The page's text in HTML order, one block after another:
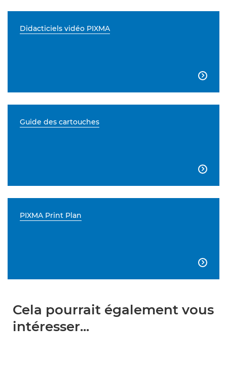
Didacticiels vidéo PIXMA

Guide des cartouches

PIXMA Print Plan

Cela pourrait également vous
intéresser...